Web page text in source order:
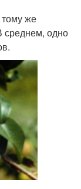
же
среднем, одно